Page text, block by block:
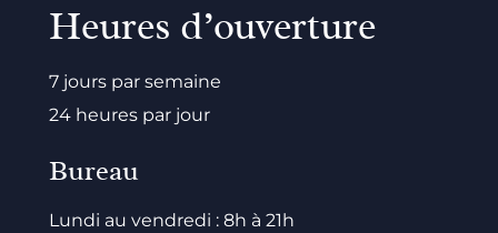
Heures d’ouverture
7 jours par semaine
24 heures par jour
Bureau
Lundi au vendredi : 8h à 21h